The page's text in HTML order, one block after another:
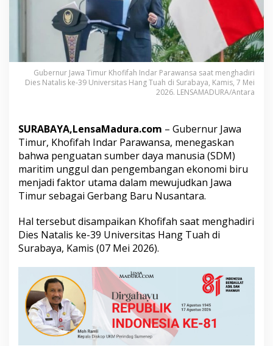
D
M
r
i
t
a
n
E
k
o
n
o
m
B
i
r
u
n
t
u
Gubernur Jawa Timur Khofifah Indar Parawansa saat menghadiri
Dies Natalis ke-39 Universitas Hang Tuah di Surabaya, Kamis, 7 Mei
2026. LENSAMADURA/Antara
SURABAYA,LensaMadura.com – Gubernur Jawa
Timur, Khofifah Indar Parawansa, menegaskan
bahwa penguatan sumber daya manusia (SDM)
maritim unggul dan pengembangan ekonomi biru
menjadi faktor utama dalam mewujudkan Jawa
Timur sebagai Gerbang Baru Nusantara.
Hal tersebut disampaikan Khofifah saat menghadiri
Dies Natalis ke-39 Universitas Hang Tuah di
Surabaya, Kamis (07 Mei 2026).